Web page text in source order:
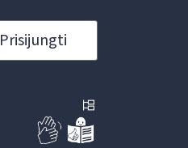
Prisijungti